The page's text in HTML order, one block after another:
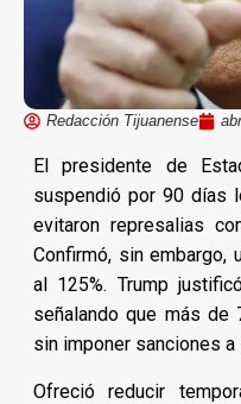
Redacción Tijuanense
El presidente de
suspendió por 90 días
evitaron represalias
Confirmó, sin embargo,
al 125%. Trump
señalando que más de
sin imponer sanciones a
Ofreció reducir